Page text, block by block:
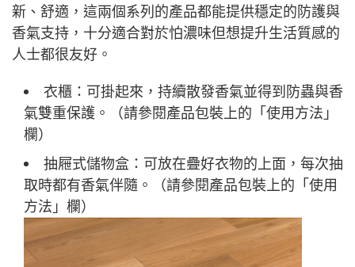
新、舒適，這兩個系列的產品都能提供穩定的防護與
香氣支持，十分適合對於怕濃味但想提升生活質感的
人士都很友好。
衣櫃：可掛起來，持續散發香氣並得到防蟲與香
氣雙重保護。（請參閱產品包裝上的「使用方法」
欄）
抽屜式儲物盒：可放在疊好衣物的上面，每次抽
取時都有香氣伴隨。（請參閱產品包裝上的「使用
方法」欄）